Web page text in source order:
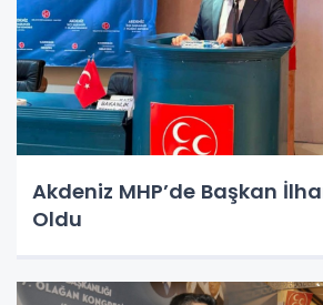
Akdeniz MHP’de Başkan
Oldu